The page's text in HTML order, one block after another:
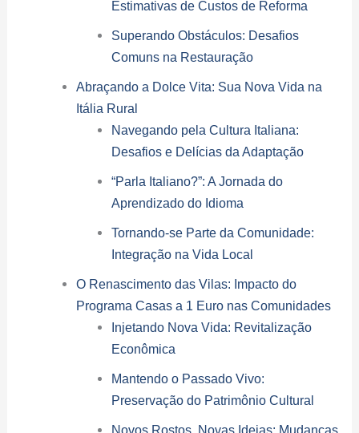
Estimativas de Custos de Reforma
Superando Obstáculos: Desafios
Comuns na Restauração
Abraçando a Dolce Vita: Sua Nova Vida na
Itália Rural
Navegando pela Cultura Italiana:
Desafios e Delícias da Adaptação
“Parla Italiano?”: A Jornada do
Aprendizado do Idioma
Tornando-se Parte da Comunidade:
Integração na Vida Local
O Renascimento das Vilas: Impacto do
Programa Casas a 1 Euro nas Comunidades
Injetando Nova Vida: Revitalização
Econômica
Mantendo o Passado Vivo:
Preservação do Patrimônio Cultural
Novos Rostos, Novas Ideias: Mudanças